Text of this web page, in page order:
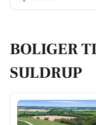
BOLIGER
SULDRUP